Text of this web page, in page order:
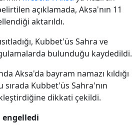
açıklamada, Aksa'nın 11
aktarıldı.
Kubbet'üs Sahra ve
bulunduğu kaydedildi.
Aksa'da bayram namazı kıldığı
sırada Kubbet'üs Sahra'nın
dikkati çekildi.
engelledi